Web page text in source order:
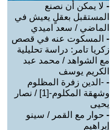
- لا يمكن أن نصنع
المستقبل بعقلٍ يعيش في
الماضي / سعد اميدي
- المسكوت عنه في قصص
زكريا تامر: دراسة تحليلية
مع الشواهد / محمد عبد
الكريم يوسف
- -الدين زفرة المظلوم
وشهقة المكلوم-[1] / نصار
يحيى
- حوار مع القمر / سينو
إبراهيم